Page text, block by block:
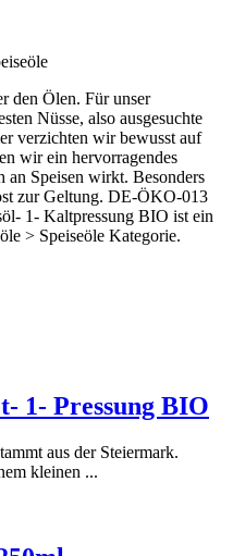
den Ölen. Für unser
Nüsse, also ausgesuchte
verzichten wir bewusst auf
wir ein hervorragendes
Speisen wirkt. Besonders
zur Geltung. DE-ÖKO-013
1- Kaltpressung BIO ist ein
> Speiseöle Kategorie.
1- Pressung BIO
aus der Steiermark.
kleinen ...